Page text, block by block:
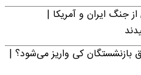
جنگ ایران و آمریکا |
بازنشستگان کی واریز می‌شود؟ |